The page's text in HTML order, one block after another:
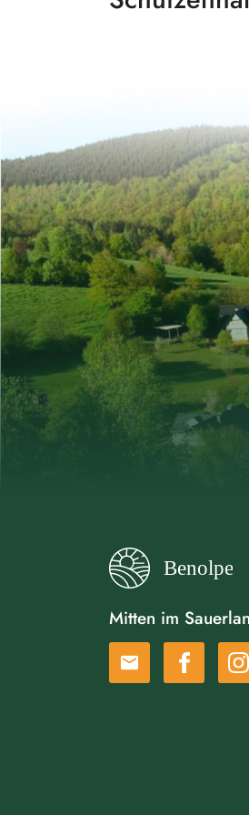
Mitten im
email